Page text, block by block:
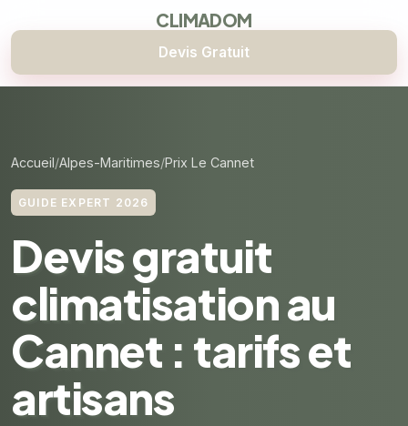
CLIMADOM
Devis Gratuit
Accueil Alpes-Maritimes Prix Le Cannet
GUIDE EXPERT 2026
Devis gratuit
climatisation au
Cannet : tarifs et
artisans